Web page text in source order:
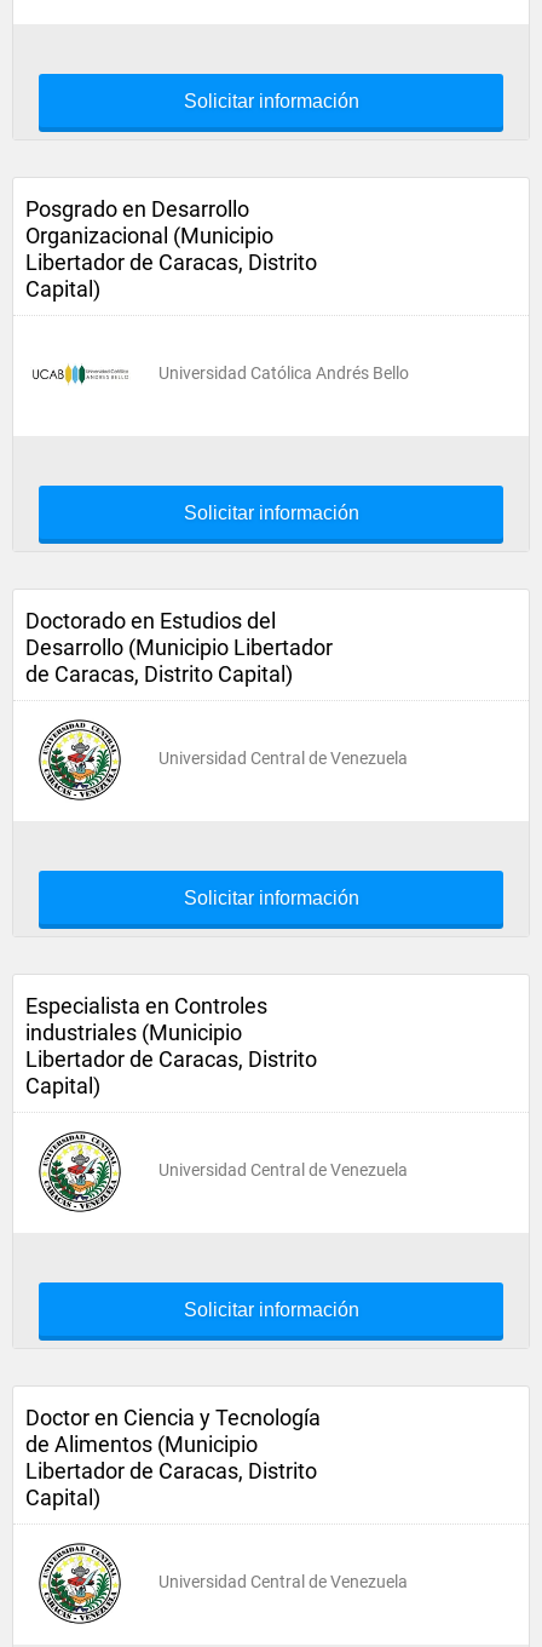
Solicitar información
Posgrado en Desarrollo
Organizacional (Municipio
Libertador de Caracas, Distrito
Capital)
Universidad Católica Andrés Bello
Solicitar información
Doctorado en Estudios del
Desarrollo (Municipio Libertador
de Caracas, Distrito Capital)
Universidad Central de Venezuela
Solicitar información
Especialista en Controles
industriales (Municipio
Libertador de Caracas, Distrito
Capital)
Universidad Central de Venezuela
Solicitar información
Doctor en Ciencia y Tecnología
de Alimentos (Municipio
Libertador de Caracas, Distrito
Capital)
Universidad Central de Venezuela